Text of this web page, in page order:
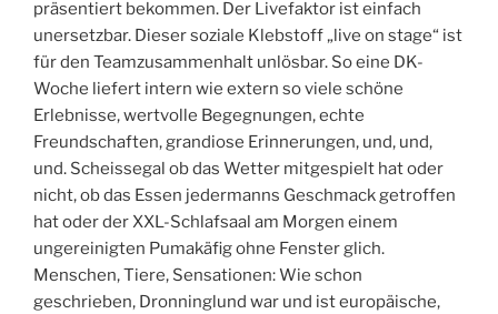
präsentiert bekommen. Der Livefaktor ist einfach
unersetzbar. Dieser soziale Klebstoff „live on stage“ ist
für den Teamzusammenhalt unlösbar. So eine DK-
Woche liefert intern wie extern so viele schöne
Erlebnisse, wertvolle Begegnungen, echte
Freundschaften, grandiose Erinnerungen, und, und,
und. Scheissegal ob das Wetter mitgespielt hat oder
nicht, ob das Essen jedermanns Geschmack getroffen
hat oder der XXL-Schlafsaal am Morgen einem
ungereinigten Pumakäfig ohne Fenster glich.
Menschen, Tiere, Sensationen: Wie schon
geschrieben, Dronninglund war und ist europäische,